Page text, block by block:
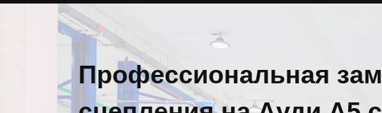
Профессиональная